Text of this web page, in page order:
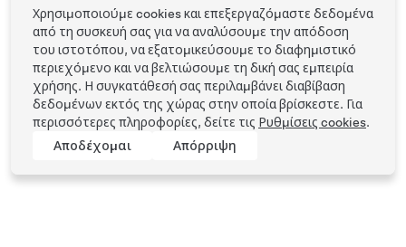
Χρησιμοποιούμε cookies και επεξεργαζόμαστε δεδομένα
από τη συσκευή σας για να αναλύσουμε την απόδοση
του ιστοτόπου, να εξατομικεύσουμε το διαφημιστικό
περιεχόμενο και να βελτιώσουμε τη δική σας εμπειρία
χρήσης. Η συγκατάθεσή σας περιλαμβάνει διαβίβαση
δεδομένων εκτός της χώρας στην οποία βρίσκεστε. Για
περισσότερες πληροφορίες, δείτε τις Ρυθμίσεις cookies.
Αποδέχομαι
Απόρριψη